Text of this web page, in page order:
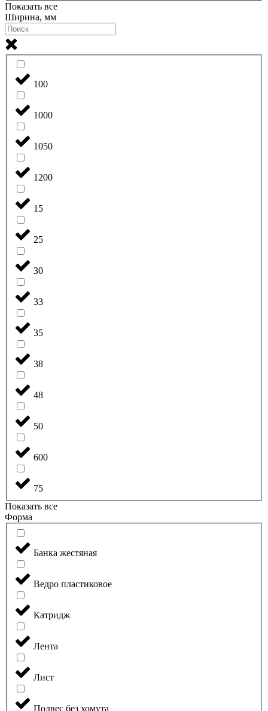
Показать все
Ширина, мм
100
1000
1050
1200
15
25
30
33
35
38
48
50
600
75
Показать все
Форма
Банка жестяная
Ведро пластиковое
Катридж
Лента
Лист
Подвес без хомута